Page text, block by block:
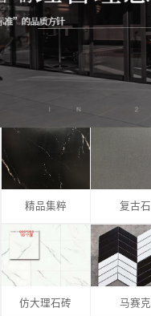
精品集粹 复古石
仿大理石砖 马赛克